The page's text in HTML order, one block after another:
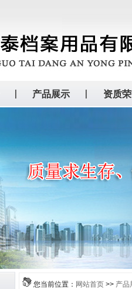
产品展示 资质
您当前位置： 网站首页 >> 产品